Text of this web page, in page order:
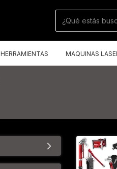
HERRAMIENTAS MAQUINAS